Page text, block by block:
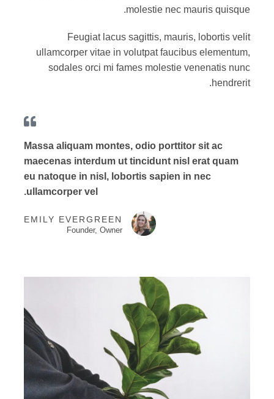
molestie nec mauris quisque.
Feugiat lacus sagittis, mauris, lobortis velit
ullamcorper vitae in volutpat faucibus elementum,
sodales orci mi fames molestie venenatis nunc
hendrerit.
Massa aliquam montes, odio porttitor sit ac
maecenas interdum ut tincidunt nisl erat quam
eu natoque in nisl, lobortis sapien in nec
ullamcorper vel.
EMILY EVERGREEN
Founder, Owner